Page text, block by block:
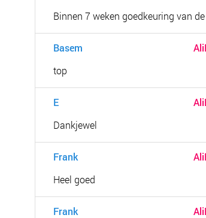
Binnen 7 weken goedkeuring van
Basem
top
E
Dankjewel
Frank
Heel goed
Frank